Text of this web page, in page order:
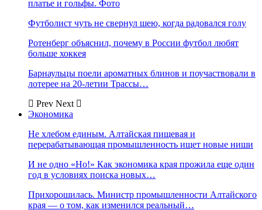
платье и гольфы. Фото
Футболист чуть не свернул шею, когда радовался голу
Ротенберг объяснил, почему в России футбол любят
больше хоккея
Барнаульцы поели ароматных блинов и поучаствовали в
лотерее на 20-летии Трассы…
Prev Next
Экономика
Не хлебом единым. Алтайская пищевая и
перерабатывающая промышленность ищет новые ниши
И не одно «Но!» Как экономика края прожила еще один
год в условиях поиска новых…
Прихорошилась. Министр промышленности Алтайского
края — о том, как изменился реальный…